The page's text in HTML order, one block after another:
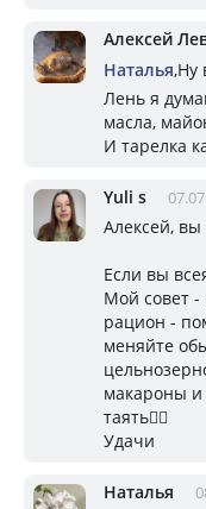
Алексей
Наталья,Ну
Лень я
масла,
И тарелка
Yuli s
Алексей,
Если вы
Мой совет -
рацион -
меняйте
макароны и
таять👍🏻
Удачи
Наталья